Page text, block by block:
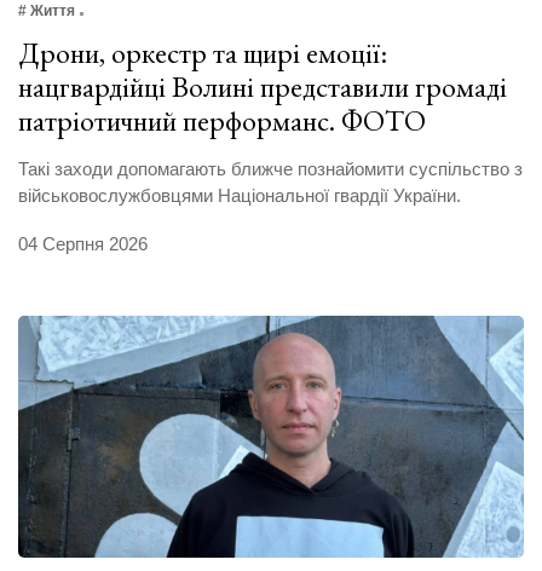
# Життя
Дрони, оркестр та щирі емоції:
нацгвардійці Волині представили громаді
патріотичний перформанс. ФОТО
Такі заходи допомагають ближче познайомити суспільство з
військовослужбовцями Національної гвардії України.
04 Серпня 2026